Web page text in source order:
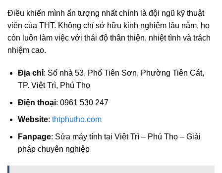
Điều khiến mình ấn tượng nhất chính là đội ngũ kỹ thuật
viên của THT. Không chỉ sở hữu kinh nghiệm lâu năm, họ
còn luôn làm việc với thái độ thân thiện, nhiệt tình và trách
nhiệm cao.
Địa chỉ: Số nhà 53, Phố Tiên Sơn, Phường Tiên Cát,
TP. Việt Trì, Phú Thọ
Điện thoại: 0961 530 247
Website: thtphutho.com
Fanpage: Sửa máy tính tại Việt Trì – Phú Thọ – Giải
pháp chuyên nghiệp